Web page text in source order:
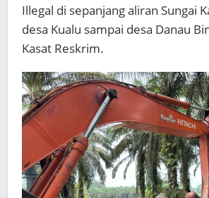
Illegal di sepanjang aliran Sungai
desa Kualu sampai desa Danau
Kasat Reskrim.